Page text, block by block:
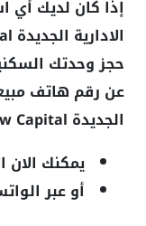
إذا كان لديك أي
حجز وحدتك
عن رقم هاتف
الجديدة Eins Tower New Capital؟
يمكنك الان
أو عبر